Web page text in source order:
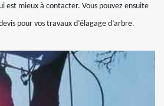
est mieux à contacter. Vous pouvez ensuite
pour vos travaux d’élagage d’arbre.